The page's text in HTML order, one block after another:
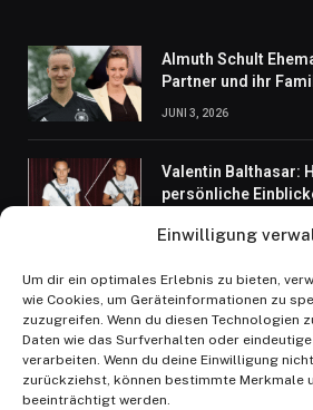
Einwilligung
Um dir ein optimales Erlebnis zu bieten,
wie Cookies, um Geräteinformationen zu
zuzugreifen. Wenn du diesen Technologien
Daten wie das Surfverhalten oder
verarbeiten. Wenn du deine Einwilligung
zurückziehst, können bestimmte Merkmale
beeinträchtigt werden.
Almuth Schult
Partner und ihr
JUNI 3, 2026
Valentin Balthasar:
persönliche
JULI 11, 2026
Mit wem ist
Spannende Fakten
JULI 23, 2026